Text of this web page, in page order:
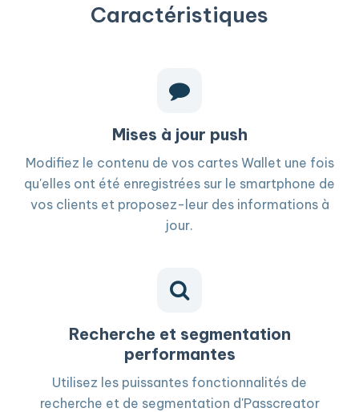
Caractéristiques
Mises à jour push
Modifiez le contenu de vos cartes Wallet une fois
qu'elles ont été enregistrées sur le smartphone de
vos clients et proposez-leur des informations à
jour.
Recherche et segmentation
performantes
Utilisez les puissantes fonctionnalités de
recherche et de segmentation d'Passcreator